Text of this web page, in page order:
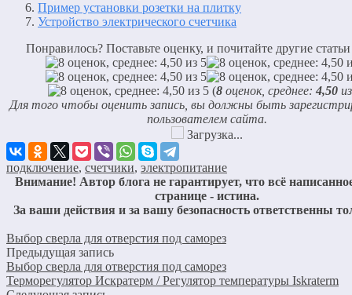
Пример установки розетки на плитку
Устройство электрического счетчика
Понравилось? Поставьте оценку, и почитайте другие
(8 оценок, среднее: 4,50
Для того чтобы оценить запись, вы должны быть
пользователем сайта.
Загрузка...
подключение, счетчики, электропитание
Внимание! Автор блога не гарантирует, что всё
странице - истина.
За ваши действия и за вашу безопасность ответственны
Выбор сверла для отверстия под саморез
Предыдущая запись
Выбор сверла для отверстия под саморез
Терморегулятор Искратерм / Регулятор температуры Iskraterm